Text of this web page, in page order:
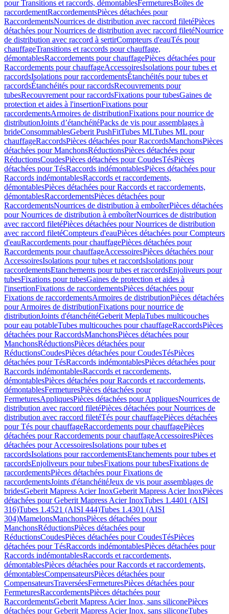
pour Transitions et raccords, démontablesFermeturesBoîtes de
raccordementRaccordementsPièces détachées pour
RaccordementsNourrices de distribution avec raccord filetéPièces
détachées pour Nourrices de distribution avec raccord filetéNourrice
de distribution avec raccord à sertirCompteurs d'eauTés pour
chauffageTransitions et raccords pour chauffage,
démontablesRaccordements pour chauffagePièces détachées pour
Raccordements pour chauffageAccessoiresIsolations pour tubes et
raccordsIsolations pour raccordementsÉtanchéités pour tubes et
raccordsÉtanchéités pour raccordsRecouvrements pour
tubesRecouvrement pour raccordsFixations pour tubesGaines de
protection et aides à l'insertionFixations pour
raccordementsArmoires de distributionFixations pour nourrice de
distributionJoints d’étanchéitéPacks de vis pour assemblages à
brideConsommablesGeberit PushFitTubes MLTubes ML pour
chauffageRaccordsPièces détachées pour RaccordsManchonsPièces
détachées pour ManchonsRéductionsPièces détachées pour
RéductionsCoudesPièces détachées pour CoudesTésPièces
détachées pour TésRaccords indémontablesPièces détachées pour
Raccords indémontablesRaccords et raccordements,
démontablesPièces détachées pour Raccords et raccordements,
démontablesRaccordementsPièces détachées pour
RaccordementsNourrices de distribution à emboîterPièces détachées
pour Nourrices de distribution à emboîterNourrices de distribution
avec raccord filetéPièces détachées pour Nourrices de distribution
avec raccord filetéCompteurs d'eauPièces détachées pour Compteurs
d'eauRaccordements pour chauffagePièces détachées pour
Raccordements pour chauffageAccessoiresPièces détachées pour
AccessoiresIsolations pour tubes et raccordsIsolations pour
raccordementsEtanchements pour tubes et raccordsEnjoliveurs pour
tubesFixations pour tubesGaines de protection et aides à
l'insertionFixations de raccordementsPièces détachées pour
Fixations de raccordementsArmoires de distributionPièces détachées
pour Armoires de distributionFixations pour nourrice de
distributionJoints d'étanchéitéGeberit MeplaTubes multicouches
pour eau potableTubes multicouches pour chauffageRaccordsPièces
détachées pour RaccordsManchonsPièces détachées pour
ManchonsRéductionsPièces détachées pour
RéductionsCoudesPièces détachées pour CoudesTésPièces
détachées pour TésRaccords indémontablesPièces détachées pour
Raccords indémontablesRaccords et raccordements,
démontablesPièces détachées pour Raccords et raccordements,
démontablesFermeturesPièces détachées pour
FermeturesAppliquesPièces détachées pour AppliquesNourrices de
distribution avec raccord filetéPièces détachées pour Nourrices de
distribution avec raccord filetéTés pour chauffagePièces détachées
pour Tés pour chauffageRaccordements pour chauffagePièces
détachées pour Raccordements pour chauffageAccessoiresPièces
détachées pour AccessoiresIsolations pour tubes et
raccordsIsolations pour raccordementsEtanchements pour tubes et
raccordsEnjoliveurs pour tubesFixations pour tubesFixations de
raccordementsPièces détachées pour Fixations de
raccordementsJoints d'étanchéitéJeux de vis pour assemblages de
bridesGeberit Mapress Acier InoxGeberit Mapress Acier InoxPièces
détachées pour Geberit Mapress Acier InoxTubes 1.4401 (AISI
316)Tubes 1.4521 (AISI 444)Tubes 1.4301 (AISI
304)MamelonsManchonsPièces détachées pour
ManchonsRéductionsPièces détachées pour
RéductionsCoudesPièces détachées pour CoudesTésPièces
détachées pour TésRaccords indémontablesPièces détachées pour
Raccords indémontablesRaccords et raccordements,
démontablesPièces détachées pour Raccords et raccordements,
démontablesCompensateursPièces détachées pour
CompensateursTraverséesFermeturesPièces détachées pour
FermeturesRaccordementsPièces détachées pour
RaccordementsGeberit Mapress Acier Inox, sans siliconePièces
détachées pour Geberit Mapress Acier Inox, sans siliconeTubes